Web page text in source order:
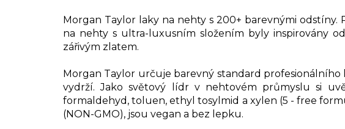
Morgan Taylor laky na nehty s 200+ barevnými
na nehty s ultra-luxusním složením byly inspirovány
zářivým zlatem.
Morgan Taylor určuje barevný standard
vydrží. Jako světový lídr v nehtovém průmyslu si
formaldehyd, toluen, ethyl tosylmid a xylen (5 - free
(NON-GMO), jsou vegan a bez lepku.